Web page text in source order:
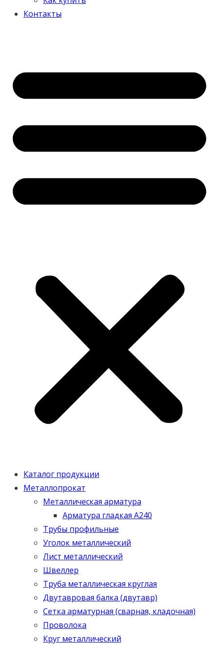
Контакты
Каталог продукции
Металлопрокат
Металлическая арматура
Арматура гладкая А240
Трубы профильные
Уголок металлический
Лист металлический
Швеллер
Труба металлическая круглая
Двутавровая балка (двутавр)
Сетка арматурная (сварная, кладочная)
Проволока
Круг металлический